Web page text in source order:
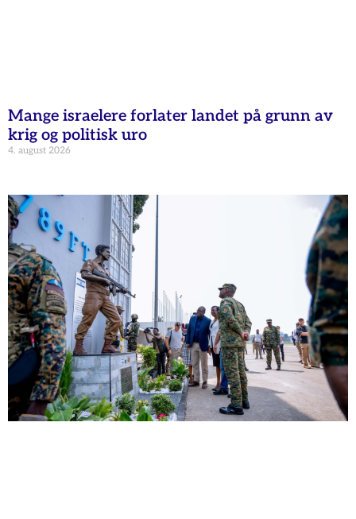
Mange israelere forlater landet på grunn av
krig og politisk uro
4. august 2026